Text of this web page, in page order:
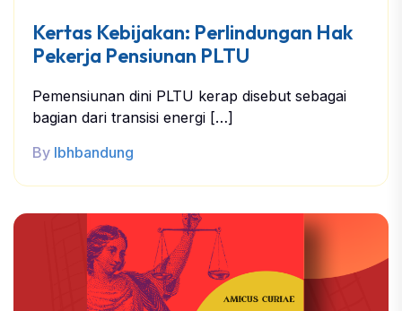
Kertas Kebijakan: Perlindungan Hak
Pekerja Pensiunan PLTU
Pemensiunan dini PLTU kerap disebut sebagai
bagian dari transisi energi […]
By lbhbandung